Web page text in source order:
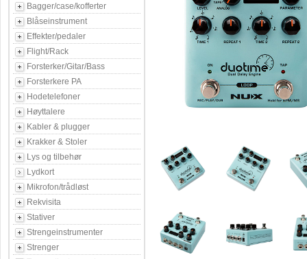
Bagger/case/kofferter
Blåseinstrument
Effekter/pedaler
Flight/Rack
Forsterker/Gitar/Bass
Forsterkere PA
Hodetelefoner
Høyttalere
Kabler & plugger
Krakker & Stoler
Lys og tilbehør
Lydkort
Mikrofon/trådløst
Rekvisita
Stativer
Strengeinstrumenter
Strenger